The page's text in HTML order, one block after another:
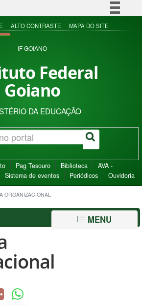
Simplifique!
Acesso à informação
ALTO CONTRASTE MAPA DO SITE
IF GOIANO
Federal
Goiano
DA EDUCAÇÃO
Pag Tesouro Biblioteca
AVA -
Sistema de eventos Periódicos Ouvidoria
ORGANIZACIONAL
MENU